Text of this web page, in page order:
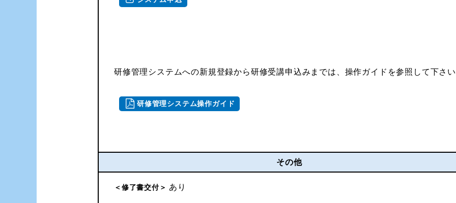
研修管理システムへの新規登録から研修受講申込みまでは、操作ガイドを参照して下さ
研修管理システム操作ガイド
その他
＜修了書交付＞ あり